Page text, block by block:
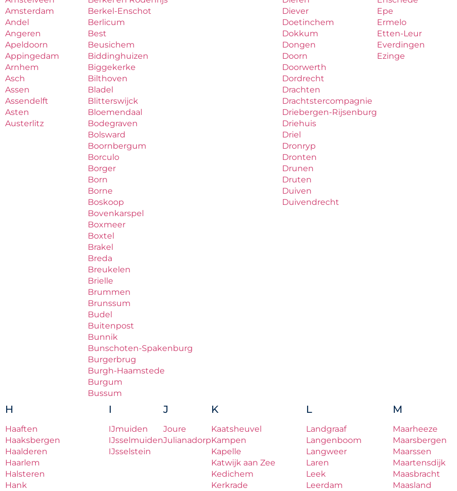
Amsterdam
Andel
Angeren
Apeldoorn
Appingedam
Arnhem
Asch
Assen
Assendelft
Asten
Austerlitz
Berkel-Enschot
Berlicum
Best
Beusichem
Biddinghuizen
Biggekerke
Bilthoven
Bladel
Blitterswijck
Bloemendaal
Bodegraven
Bolsward
Boornbergum
Borculo
Borger
Born
Borne
Boskoop
Bovenkarspel
Boxmeer
Boxtel
Brakel
Breda
Breukelen
Brielle
Brummen
Brunssum
Budel
Buitenpost
Bunnik
Bunschoten-Spakenburg
Burgerbrug
Burgh-Haamstede
Burgum
Bussum
Diever
Doetinchem
Dokkum
Dongen
Doorn
Doorwerth
Dordrecht
Drachten
Drachtstercompagnie
Driebergen-Rijsenburg
Driehuis
Driel
Dronryp
Dronten
Drunen
Druten
Duiven
Duivendrecht
Epe
Ermelo
Etten-Leur
Everdingen
Ezinge
H
Haaften
Haaksbergen
Haalderen
Haarlem
Halsteren
Hank
I
IJmuiden
IJsselmuiden
IJsselstein
J
Joure
Julianadorp
K
Kaatsheuvel
Kampen
Kapelle
Katwijk aan Zee
Kedichem
Kerkrade
L
Landgraaf
Langenboom
Langweer
Laren
Leek
Leerdam
M
Maarheeze
Maarsbergen
Maarssen
Maartensdijk
Maasbracht
Maasland